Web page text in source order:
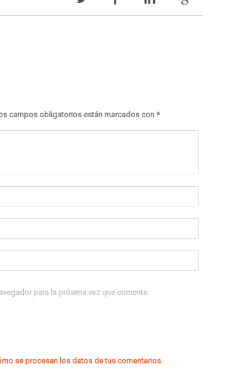
campos obligatorios están marcados con *
para la próxima vez que comente.
se procesan los datos de tus comentarios.